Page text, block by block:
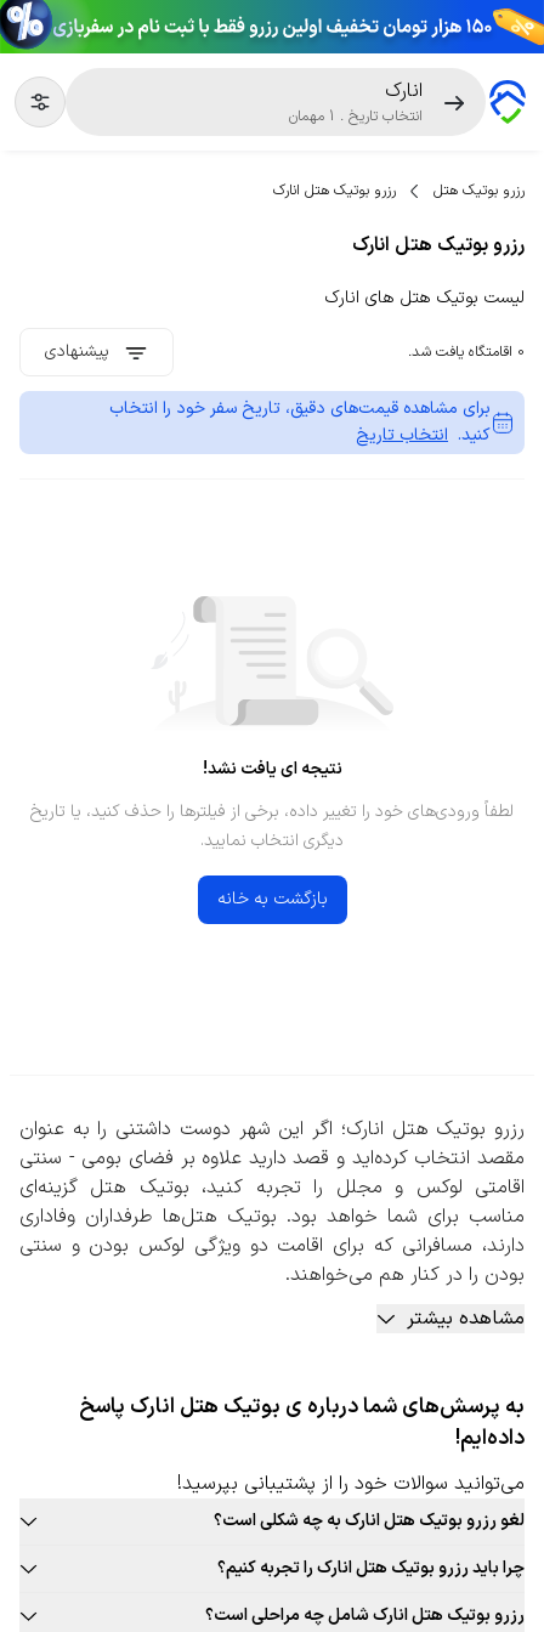
انارک
انتخاب تاریخ .
1 مهمان
رزرو بوتیک هتل رزرو بوتیک هتل انارک
رزرو بوتیک هتل انارک
لیست بوتیک هتل های انارک
0 اقامتگاه یافت شد. پیشنهادی
برای مشاهده قیمت‌های دقیق، تاریخ سفر خود را انتخاب
کنید. انتخاب تاریخ
نتیجه ای یافت نشد!
لطفاً ورودی‌های خود را تغییر داده، برخی از فیلترها را حذف کنید، یا تاریخ
دیگری انتخاب نمایید.
بازگشت به خانه
رزرو بوتیک هتل انارک؛ اگر این شهر دوست داشتنی را به عنوان
مقصد انتخاب کرده‌اید و قصد دارید علاوه بر فضای بومی - سنتی
اقامتی لوکس و مجلل را تجربه کنید، بوتیک هتل گزینه‌ای
مناسب برای شما خواهد بود. بوتیک هتل‌ها طرفداران وفاداری
دارند، مسافرانی که برای اقامت دو ویژگی لوکس بودن و سنتی
بودن را در کنار هم می‌خواهند.
با رزرو بوتیک هتل انارک، می توانید از امکاناتی مانند استفاده از
رستوران‌های مجلل با غذاهای سنتی این شهر، اتاق‌هایی لوکس با
خوراکی سنتی و… بهره‌مند شوید. اقامت در بوتیک هتل‌ها
تجربه‌ای نو و جذاب خواهد بود، تجربه‌ای که اقامت در هتل‌های
لوکس را با فضایی سنتی ارائه می‌دهد.
رزرو بوتیک هتل انارک به صورت آنلاین
با توجه به بافت سنتی این شهر پیشنهاد می‌کنیم، حتما در سایت
سفربازی به بررسی و انجام رزرو بوتیک هتل انارک بپردازید.
کارشناسان تامین بوتیک هتل سفربازی، بهترین بوتیک هتل‌های
بعد از گذراندن بررسی‌های متعددی به تایید کارشناسان ما
مشاهده بیشتر
به پرسش‌های شما درباره ی بوتیک هتل انارک پاسخ
داده‌ایم!
می‌توانید سوالات خود را از پشتیبانی بپرسید!
لغو رزرو بوتیک هتل انارک به چه شکلی است؟
قوانین لغو رزرو بوتیک هتل این شهر به صورت ثابت برای تمامی بوتیک هتل
قابل ارائه نیست. حتما در زمان رزرو بوتیک هتل مورد نظر خود به قوانین
لغو توجه کنید.
چرا باید رزرو بوتیک هتل انارک را تجربه کنیم؟
بافت سنتی و جذاب این شهر، غذاهای محلی و بومی جذاب، فرهنگ غنی،
رزرو بوتیک هتل انارک شامل چه مراحلی است؟